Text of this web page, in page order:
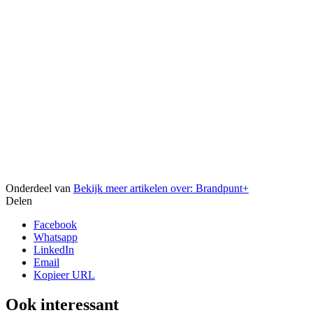
Onderdeel van Bekijk meer artikelen over: Brandpunt+
Delen
Facebook
Whatsapp
LinkedIn
Email
Kopieer URL
Ook interessant